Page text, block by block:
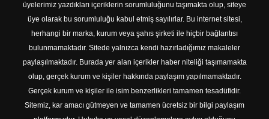
üyelerimiz yazdıkları içeriklerin sorumluluğunu taşımakta olup, siteye
üye olarak bu sorumluluğu kabul etmiş sayılırlar. Bu internet sitesi,
herhangi bir marka, kurum veya şahıs şirketi ile hiçbir bağlantısı
bulunmamaktadır. Sitede yalnızca kendi hazırladığımız makaleler
paylaşılmaktadır. Burada yer alan içerikler haber niteliği taşımamakta
olup, gerçek kurum ve kişiler hakkında paylaşım yapılmamaktadır.
Gerçek kurum ve kişiler ile isim benzerlikleri tamamen tesadüfidir.
Sitemiz, kar amacı gütmeyen ve tamamen ücretsiz bir bilgi paylaşım